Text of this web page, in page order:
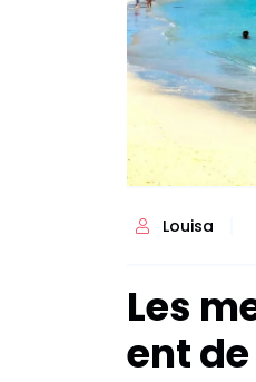
Louisa
Les
ent